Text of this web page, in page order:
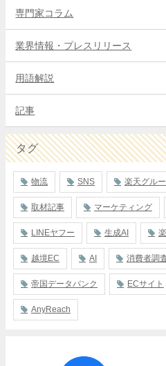
専門家コラム
業界情報・プレスリリース
用語解説
記事
タグ
物流 SNS 楽天グル
取材記事 マーケティング
LINEヤフー 生成AI
越境EC AI 消費者調
帝国データバンク ECサイト
AnyReach